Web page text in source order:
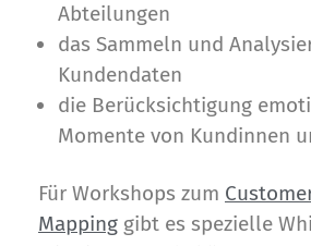
Abteilungen
das Sammeln und
Kundendaten
die Berücksichtigung
Momente von Kundinnen
Für Workshops zum
Mapping gibt es spezielle